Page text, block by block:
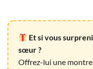
Et si vous
sœur ?
Offrez-lui une